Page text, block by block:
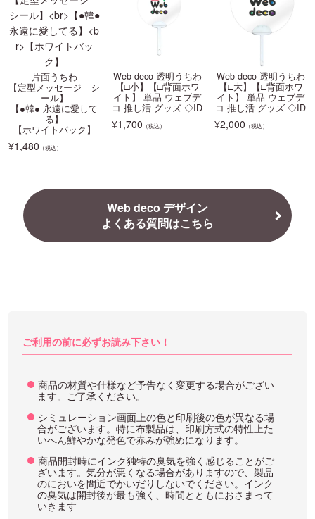
片面うちわ
【定型メッセージ シ
ール】
【●韓● 永遠に愛して
る】
【ホワイトバック】
¥1,480 （税込）
Web deco 透明うちわ
【□小】【□背面ホワ
イト】 単品 ウェブデ
コ 推し活 グッズ ◇ID
¥1,700 （税込）
Web deco 透明うちわ
【□大】【□背面ホワ
イト】 単品 ウェブデ
コ 推し活 グッズ ◇ID
¥2,000 （税込）
Web deco デザイン
よくある質問はこちら
ご利用の前に必ずお読み下さい！
商品の材質や仕様など予告なく変更する場合がござい
ます。ご了承ください。
シミュレーション画面上の色と印刷後の色が異なる場
合がございます。特に布製品は、印刷方式の特性上た
いへん鮮やかな発色で赤みが強めになります。
商品開封時にインク独特の臭気を強く感じることがご
ざいます。気分が悪くなる場合がありますので、製品
のにおいを間近でかいだりしないでください。インク
の臭気は開封後が最も強く、時間とともにおさまって
いきます